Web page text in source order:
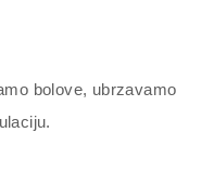
bolove, ubrzavamo